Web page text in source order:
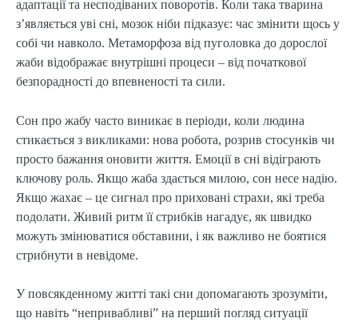
адаптації та несподіваних поворотів. Коли така тварина
з’являється уві сні, мозок ніби підказує: час змінити щось у
собі чи навколо. Метаморфоза від пуголовка до дорослої
жаби відображає внутрішні процеси – від початкової
безпорадності до впевненості та сили.
Сон про жабу часто виникає в періоди, коли людина
стикається з викликами: нова робота, розрив стосунків чи
просто бажання оновити життя. Емоції в сні відіграють
ключову роль. Якщо жаба здається милою, сон несе надію.
Якщо жахає – це сигнал про приховані страхи, які треба
подолати. Живий ритм її стрибків нагадує, як швидко
можуть змінюватися обставини, і як важливо не боятися
стрибнути в невідоме.
У повсякденному житті такі сни допомагають зрозуміти,
що навіть “непривабливі” на перший погляд ситуації